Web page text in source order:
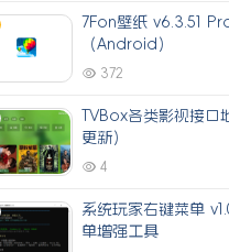
7Fon壁纸 v6.3.51
（Android）
372
TVBox各类影视接口
更新）
4
系统玩家右键菜单
单增强工具